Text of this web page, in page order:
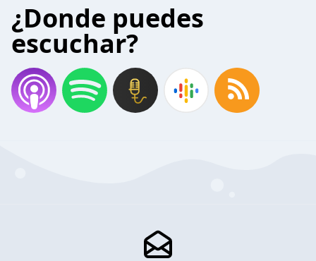
¿Donde puedes
escuchar?